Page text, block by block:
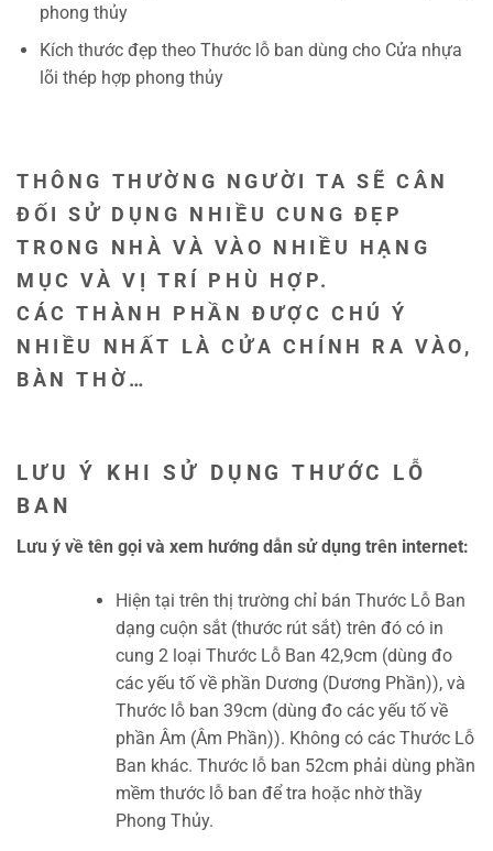
phong thủy
Kích thước đẹp theo Thước lỗ ban dùng cho Cửa nhựa
lõi thép hợp phong thủy
THÔNG THƯỜNG NGƯỜI TA SẼ CÂN
ĐỐI SỬ DỤNG NHIỀU CUNG ĐẸP
TRONG NHÀ VÀ VÀO NHIỀU HẠNG
MỤC VÀ VỊ TRÍ PHÙ HỢP.
CÁC THÀNH PHẦN ĐƯỢC CHÚ Ý
NHIỀU NHẤT LÀ CỬA CHÍNH RA VÀO,
BÀN THỜ…
LƯU Ý KHI SỬ DỤNG THƯỚC LỖ
BAN
Lưu ý về tên gọi và xem hướng dẫn sử dụng trên internet:
Hiện tại trên thị trường chỉ bán Thước Lỗ Ban
dạng cuộn sắt (thước rút sắt) trên đó có in
cung 2 loại Thước Lỗ Ban 42,9cm (dùng đo
các yếu tố về phần Dương (Dương Phần)), và
Thước lỗ ban 39cm (dùng đo các yếu tố về
phần Âm (Âm Phần)). Không có các Thước Lỗ
Ban khác. Thước lỗ ban 52cm phải dùng phần
mềm thước lỗ ban để tra hoặc nhờ thầy
Phong Thủy.